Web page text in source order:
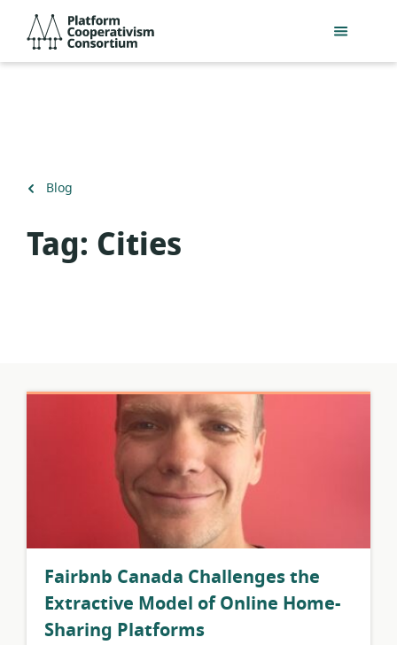
Acceder
directamente
Consortium
Volver
Blog
Tag: Cities
Fairbnb Canada Challenges the
Extractive Model of Online Home-
Sharing Platforms